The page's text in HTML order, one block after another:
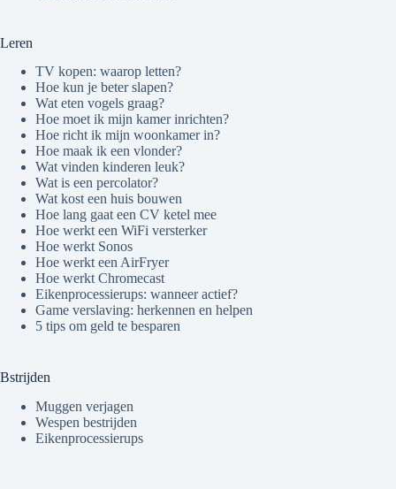
Leren
TV kopen: waarop letten?
Hoe kun je beter slapen?
Wat eten vogels graag?
Hoe moet ik mijn kamer inrichten?
Hoe richt ik mijn woonkamer in?
Hoe maak ik een vlonder?
Wat vinden kinderen leuk?
Wat is een percolator?
Wat kost een huis bouwen
Hoe lang gaat een CV ketel mee
Hoe werkt een WiFi versterker
Hoe werkt Sonos
Hoe werkt een AirFryer
Hoe werkt Chromecast
Eikenprocessierups: wanneer actief?
Game verslaving: herkennen en helpen
5 tips om geld te besparen
Bstrijden
Muggen verjagen
Wespen bestrijden
Eikenprocessierups